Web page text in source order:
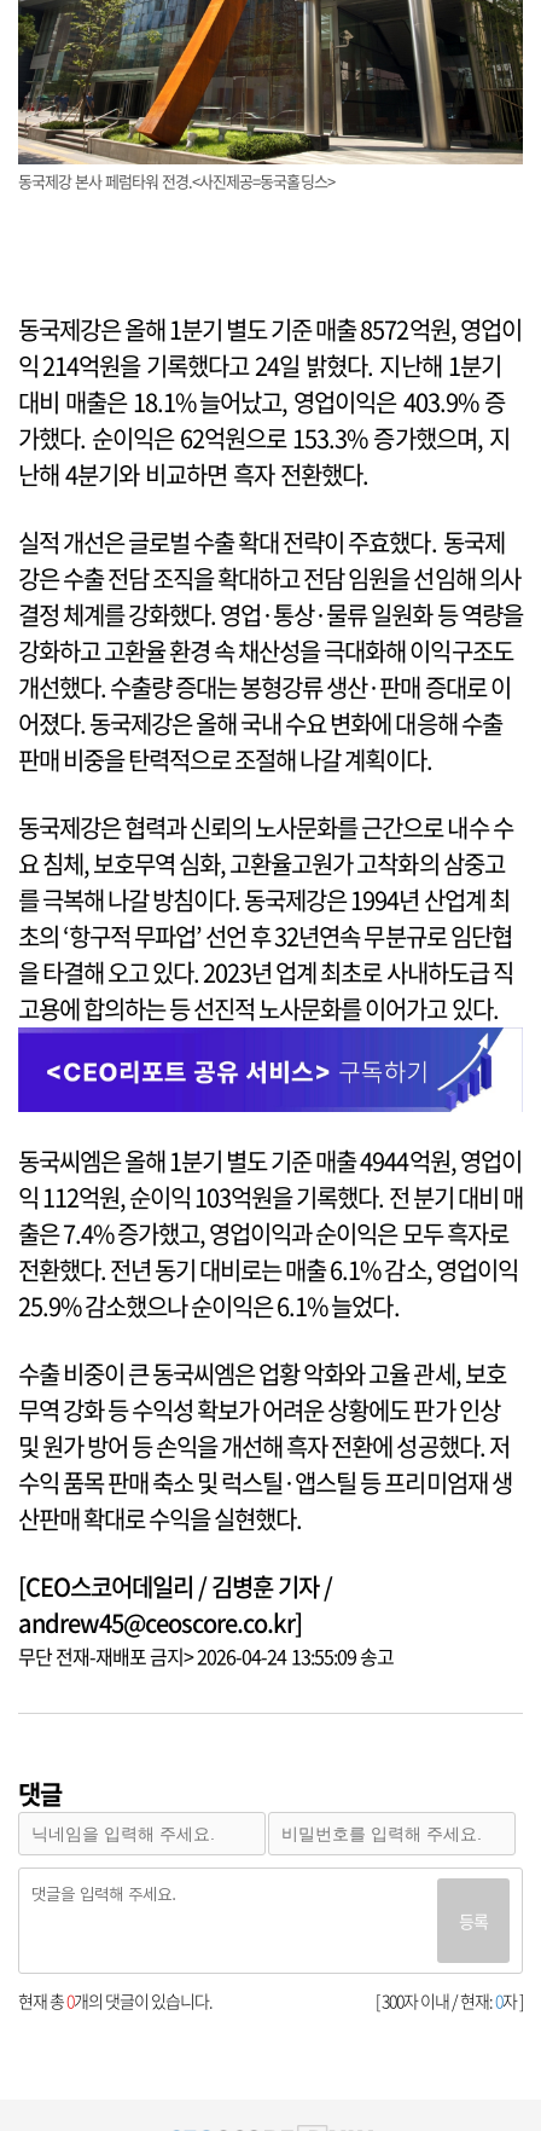
동국제강 본사 페럼타워 전경.<사진제공=동국홀딩스>
동국제강은 올해 1분기 별도 기준 매출 8572억원, 영업이
익 214억원을 기록했다고 24일 밝혔다. 지난해 1분기
대비 매출은 18.1% 늘어났고, 영업이익은 403.9% 증
가했다. 순이익은 62억원으로 153.3% 증가했으며, 지
난해 4분기와 비교하면 흑자 전환했다.
실적 개선은 글로벌 수출 확대 전략이 주효했다. 동국제
강은 수출 전담 조직을 확대하고 전담 임원을 선임해 의사
결정 체계를 강화했다. 영업·통상·물류 일원화 등 역량을
강화하고 고환율 환경 속 채산성을 극대화해 이익구조도
개선했다. 수출량 증대는 봉형강류 생산·판매 증대로 이
어졌다. 동국제강은 올해 국내 수요 변화에 대응해 수출
판매 비중을 탄력적으로 조절해 나갈 계획이다.
동국제강은 협력과 신뢰의 노사문화를 근간으로 내수 수
요 침체, 보호무역 심화, 고환율고원가 고착화의 삼중고
를 극복해 나갈 방침이다. 동국제강은 1994년 산업계 최
초의 ‘항구적 무파업’ 선언 후 32년연속 무분규로 임단협
을 타결해 오고 있다. 2023년 업계 최초로 사내하도급 직
고용에 합의하는 등 선진적 노사문화를 이어가고 있다.
동국씨엠은 올해 1분기 별도 기준 매출 4944억원, 영업이
익 112억원, 순이익 103억원을 기록했다. 전 분기 대비 매
출은 7.4% 증가했고, 영업이익과 순이익은 모두 흑자로
전환했다. 전년 동기 대비로는 매출 6.1% 감소, 영업이익
25.9% 감소했으나 순이익은 6.1% 늘었다.
수출 비중이 큰 동국씨엠은 업황 악화와 고율 관세, 보호
무역 강화 등 수익성 확보가 어려운 상황에도 판가 인상
및 원가 방어 등 손익을 개선해 흑자 전환에 성공했다. 저
수익 품목 판매 축소 및 럭스틸·앱스틸 등 프리미엄재 생
산판매 확대로 수익을 실현했다.
[CEO스코어데일리 / 김병훈 기자 /
andrew45@ceoscore.co.kr]
무단 전재-재배포 금지> 2026-04-24 13:55:09 송고
댓글
등록
[ 300자 이내 / 현재:0자 ]
현재 총0개의 댓글이 있습니다.